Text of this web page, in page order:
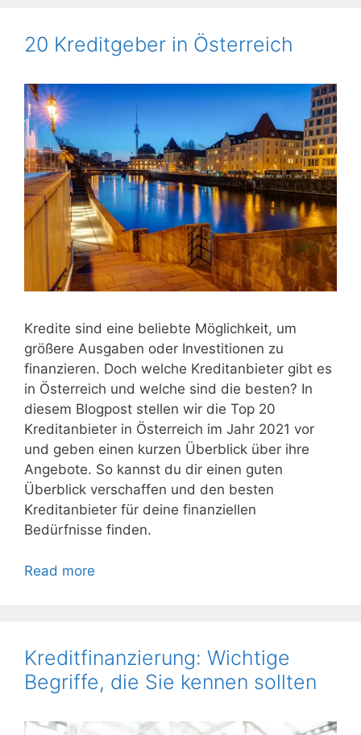
20 Kreditgeber in Österreich
Kredite sind eine beliebte Möglichkeit, um
größere Ausgaben oder Investitionen zu
finanzieren. Doch welche Kreditanbieter gibt es
in Österreich und welche sind die besten? In
diesem Blogpost stellen wir die Top 20
Kreditanbieter in Österreich im Jahr 2021 vor
und geben einen kurzen Überblick über ihre
Angebote. So kannst du dir einen guten
Überblick verschaffen und den besten
Kreditanbieter für deine finanziellen
Bedürfnisse finden.
Read more
Kreditfinanzierung: Wichtige
Begriffe, die Sie kennen sollten